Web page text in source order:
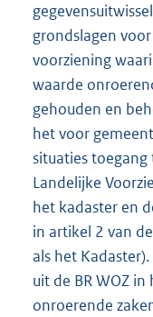
grondslagen
voorziening
waarde
gehouden en
het voor
situaties
Landelijke
het kadaster en
in artikel 2 van
als het
uit de BR WOZ
onroerende